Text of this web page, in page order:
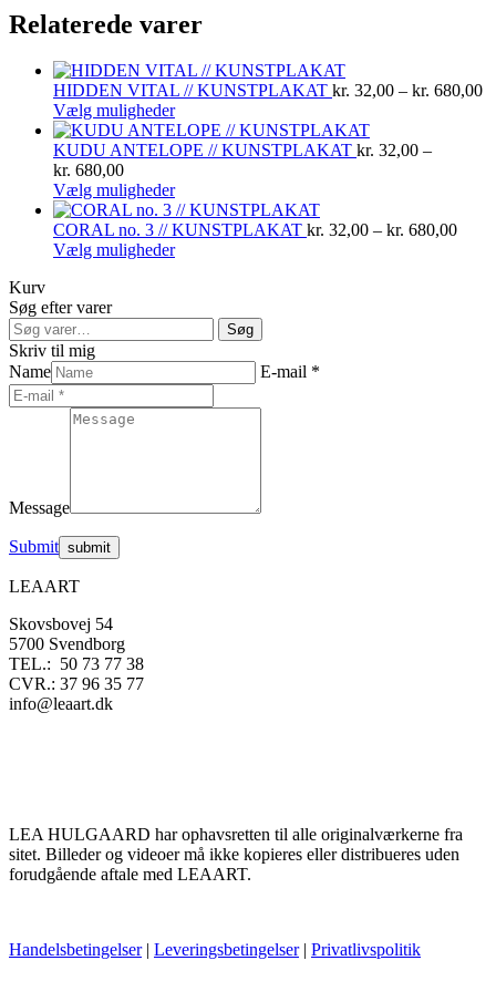
antal
Relaterede varer
HIDDEN VITAL // KUNSTPLAKAT kr. 32,00 – kr. 680,00
Vælg mulighederDette
vare
har
varianter.
Mulighederne
kan
vælges
KUDU ANTELOPE // KUNSTPLAKAT kr. 32,00 –
kr. 680,00Prisinterval:
kr. 32,00
til
kr. 680,00
Vælg mulighederDette
vare
har
flere
varesiden
CORAL no. 3 // KUNSTPLAKAT kr. 32,00 – kr. 680,00
Vælg mulighederDette
varianter.
kan
vælges
på
Kurv
Søg efter varer
Søg
efter:
Søg
Skriv til mig
Name
E-mail *
Message
Submit
LEAART
Skovsbovej 54
5700 Svendborg
TEL.: 50 73 77 38
CVR.: 37 96 35 77
info@leaart.dk
LEA HULGAARD har ophavsretten til alle originalværkerne fra
sitet. Billeder og videoer må ikke kopieres eller distribueres uden
forudgående aftale med LEAART.
Handelsbetingelser| Leveringsbetingelser| Privatlivspolitik